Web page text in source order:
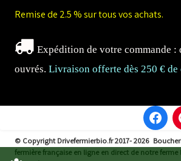
Remise de 2.5 % sur tous vos achats.
Expédition de votre commande :
ouvrés. Livraison offerte dès 250 €
© Copyright Drivefermierbio.fr 2017- 2026
fermière française en ligne en direct de notre